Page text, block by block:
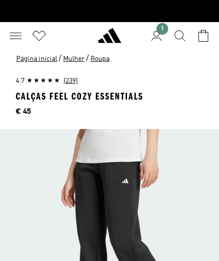
1
Página inicial / Mulher / Roupa
4.7 (239)
CALÇAS FEEL COZY ESSENTIALS
Preço
€ 45